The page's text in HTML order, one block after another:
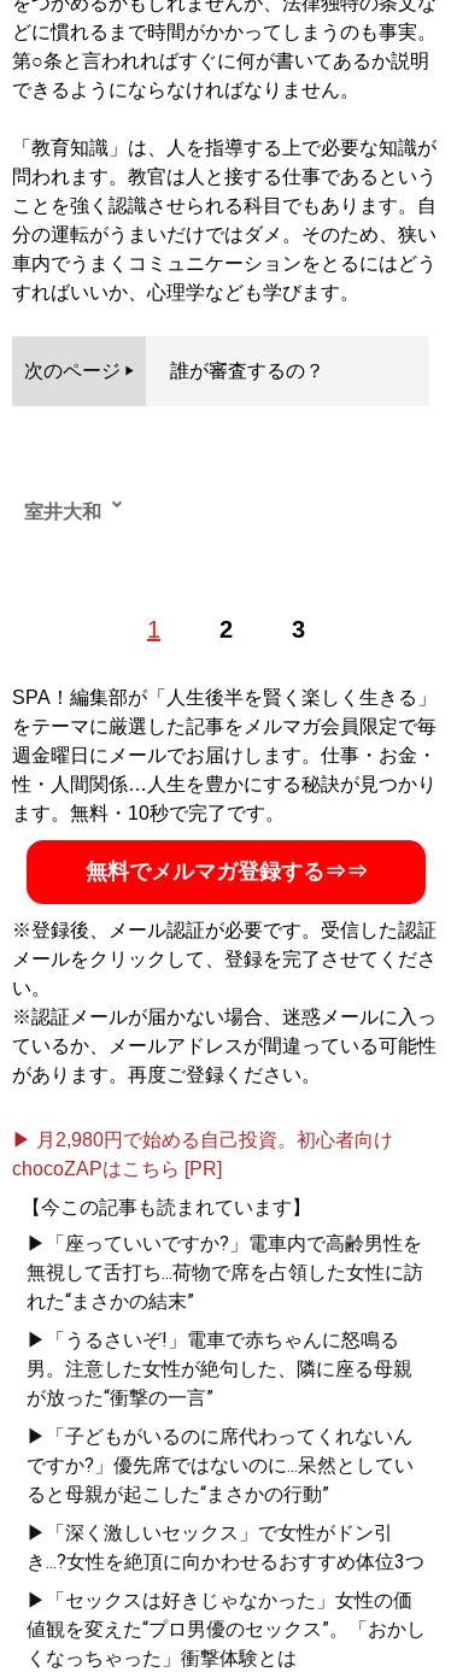
どに慣れるまで時間がかかってしまうのも事実。
第○条と言われればすぐに何が書いてあるか説明
できるようにならなければなりません。
「教育知識」は、人を指導する上で必要な知識が
問われます。教官は人と接する仕事であるという
ことを強く認識させられる科目でもあります。自
分の運転がうまいだけではダメ。そのため、狭い
車内でうまくコミュニケーションをとるにはどう
すればいいか、心理学なども学びます。
次のページ 誰が審査するの？
1 2 3
室井大和
動車教習所の指導員として約10年間勤務。その後、自動
カーのテキスト監修、SNS運用などを手がける。
記事一覧へ
SPA！編集部が「人生後半を賢く楽しく生きる」
をテーマに厳選した記事をメルマガ会員限定で毎
週金曜日にメールでお届けします。仕事・お金・
性・人間関係…人生を豊かにする秘訣が見つかり
ます。無料・10秒で完了です。
無料でメルマガ登録する⇒⇒
※登録後、メール認証が必要です。受信した認証
メールをクリックして、登録を完了させてくださ
い。
※認証メールが届かない場合、迷惑メールに入っ
ているか、メールアドレスが間違っている可能性
があります。再度ご登録ください。
▶ 月2,980円で始める自己投資。初心者向け
chocoZAPはこちら [PR]
【今この記事も読まれています】
▶「座っていいですか?」電車内で高齢男性を
無視して舌打ち...荷物で席を占領した女性に訪
れた“まさかの結末”
▶「うるさいぞ!」電車で赤ちゃんに怒鳴る
男。注意した女性が絶句した、隣に座る母親
が放った“衝撃の一言”
▶「子どもがいるのに席代わってくれないん
ですか?」優先席ではないのに...呆然としてい
ると母親が起こした“まさかの行動”
▶「深く激しいセックス」で女性がドン引
き...?女性を絶頂に向かわせるおすすめ体位3つ
▶「セックスは好きじゃなかった」女性の価
値観を変えた“プロ男優のセックス”。「おかし
くなっちゃった」衝撃体験とは